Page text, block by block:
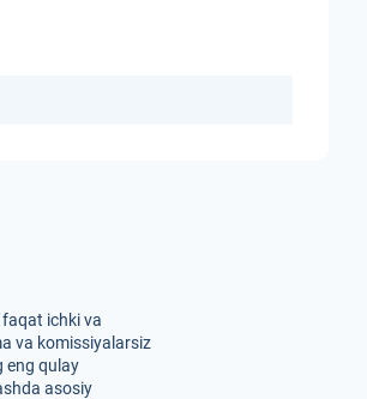
ichki va
va komissiyalarsiz
eng qulay
asosiy